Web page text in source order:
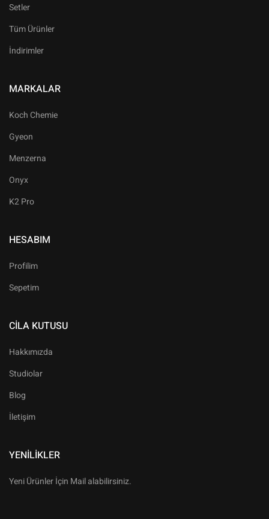
Setler
Tüm Ürünler
İndirimler
MARKALAR
Koch Chemie
Gyeon
Menzerna
Onyx
K2 Pro
HESABIM
Profilim
Sepetim
CILA KUTUSU
Hakkımızda
Studiolar
Blog
İletişim
YENILIKLER
Yeni Ürünler İçin Mail alabilirsiniz.